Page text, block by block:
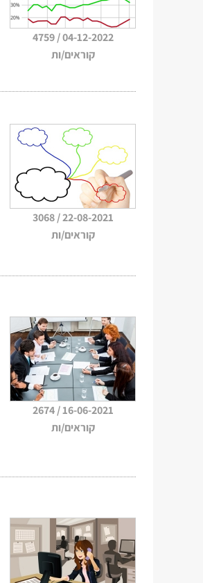
04-12-2022
/
4759
קוראים/ות
22-08-2021
/
3068
קוראים/ות
16-06-2021
/
2674
קוראים/ות